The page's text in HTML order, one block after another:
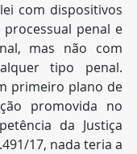
com dispositivos
penal e
mas não com
tipo penal.
primeiro plano de
promovida no
da Justiça
17, nada teria a